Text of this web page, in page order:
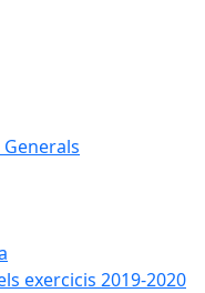
exercicis 2019-2020